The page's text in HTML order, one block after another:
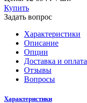
Купить
Задать вопрос
Характеристики
Описание
Опции
Доставка и оплата
Отзывы
Вопросы
Характеристики